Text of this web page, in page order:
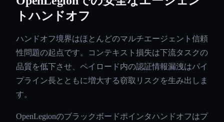
トハンドオフ
ハンドオフ境界はほとんどのマルチエージェント信頼
性問題の起点です。コンテキスト損失は下流タスクの
品質を低下させ、ペイロード内の認証情報漏洩はパイ
プライン長とともに増大する窃取リスクを生み出しま
す。
OpenLegionのブラックボードポインタハンドオフはプ